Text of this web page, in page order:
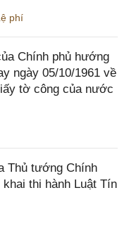
phí
Chính phủ hướng
ngày 05/10/1961 về
tờ công của nước
Thủ tướng Chính
thi hành Luật Tín